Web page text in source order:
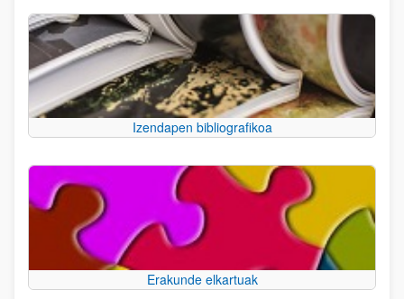
Izendapen bibliografikoa
Erakunde elkartuak